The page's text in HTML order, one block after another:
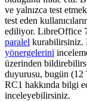
ve yalnızca test
test eden
ediliyor. LibreOffice
paralel kurabilirsiniz.
yönergelerini
üzerinden
duyurusu, bugün (12
RC1 hakkında bilgi
inceleyebilirsiniz.